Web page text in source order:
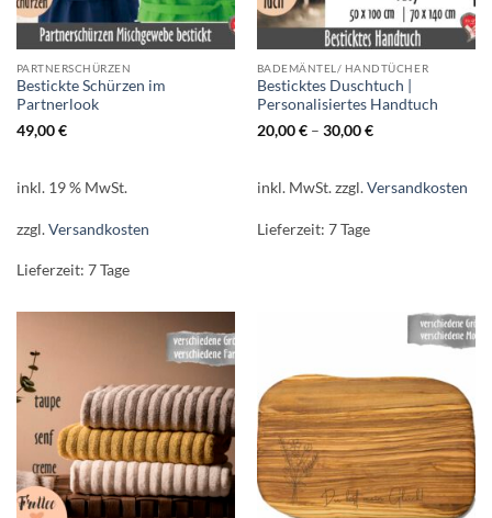
PARTNERSCHÜRZEN
Bestickte Schürzen im
Partnerlook
49,00€
inkl. 19 % MwSt.
zzgl.Versandkosten
Lieferzeit: 7 Tage
BADEMÄNTEL/ HANDTÜCHER
Besticktes Duschtuch |
Personalisiertes Handtuch
20,00€– 30,00€
inkl. MwSt.zzgl.Versandkosten
Lieferzeit: 7 Tage